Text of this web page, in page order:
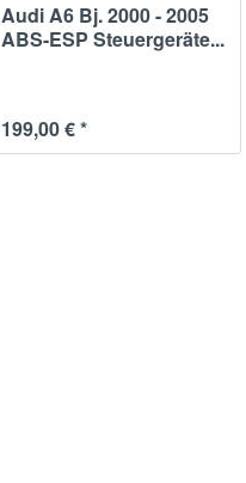
Audi A6 Bj. 2000 - 2005
ABS-ESP Steuergeräte...
199,00 € *